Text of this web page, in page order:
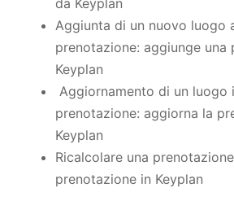
da Keyplan
Aggiunta di un nuovo luogo
prenotazione: aggiunge una
Keyplan
Aggiornamento di un luogo
prenotazione: aggiorna la
Keyplan
Ricalcolare una
prenotazione in Keyplan